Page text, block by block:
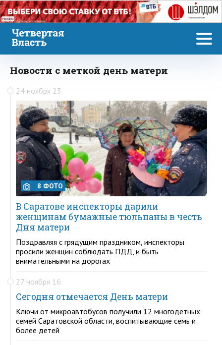
Реклама
Новости с меткой день матери
24 ноября 23
8 ФОТО
В Саратове инспекторы дарили
женщинам бумажные тюльпаны в честь
Дня матери
Поздравляя с грядущим праздником, инспекторы
просили женщин соблюдать ПДД, и быть
внимательными на дорогах
27 ноября 16
Сегодня отмечается День матери
Ключи от микроавтобусов получили 12 многодетных
семей Саратовской области, воспитывающие семь и
более детей